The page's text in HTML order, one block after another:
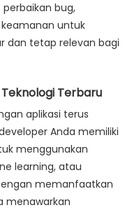
bug,
untuk
dan tetap relevan bagi
Terbaru
aplikasi terus
Anda memiliki
menggunakan
learning, atau
memanfaatkan
menawarkan